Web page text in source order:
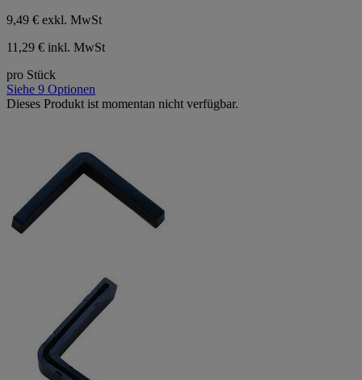
9,49 € exkl. MwSt
11,29 € inkl. MwSt
pro Stück
Siehe 9 Optionen
Dieses Produkt ist momentan nicht verfügbar.